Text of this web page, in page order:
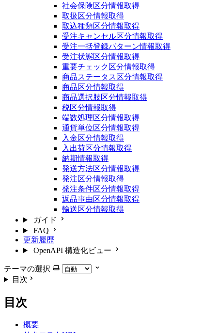
社会保険区分情報取得
取扱区分情報取得
取込種類区分情報取得
受注キャンセル区分情報取得
受注一括登録パターン情報取得
受注状態区分情報取得
重要チェック区分情報取得
商品ステータス区分情報取得
商品区分情報取得
商品選択肢区分情報取得
税区分情報取得
端数処理区分情報取得
通貨単位区分情報取得
入金区分情報取得
入出荷区分情報取得
納期情報取得
発送方法区分情報取得
発注区分情報取得
発注条件区分情報取得
返品事由区分情報取得
輸送区分情報取得
ガイド
FAQ
更新履歴
OpenAPI 構造化ビュー
テーマの選択
目次
目次
概要